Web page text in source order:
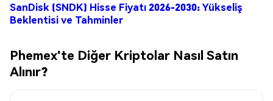
SanDisk (SNDK) Hisse Fiyatı 2026-2030: Yükseliş
Beklentisi ve Tahminler
Phemex'te Diğer Kriptolar Nasıl Satın
Alınır?